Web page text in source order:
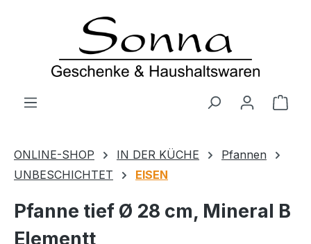
Zum Hauptinhalt springen
ONLINE-SHOP IN DER KÜCHE
Pfannen
UNBESCHICHTET
EISEN
Pfanne tief Ø 28 cm, Mineral B
Elementt